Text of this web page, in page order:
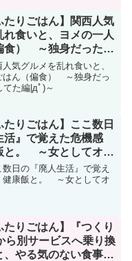
たりごはん】関西人気
れ食いと、ヨメの一人
食） ～独身だったら
た編|дﾟ)～
気グルメを乱れ食いと、
はん（偏食） ～独身だっ
てた編|дﾟ)～
たりごはん】ここ数日
活』で覚えた危機感
と。 ～女としてオワ
日の『廃人生活』で覚え
健康飯と。 ～女としてオ
たりごはん】『つくり
ら別サービスへ乗り換
、やる気のない食事内